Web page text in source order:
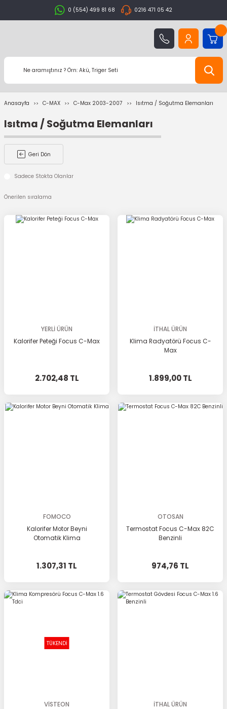
0 (554) 499 81 68 0216 471 05 42
Anasayfa C-MAX C-Max 2003-2007 Isıtma / Soğutma Elemanları
Isıtma / Soğutma Elemanları
Geri Dön
Sadece Stokta Olanlar
YERLİ ÜRÜN
Kalorifer Peteği Focus C-Max
2.702,48 TL
İTHAL ÜRÜN
Klima Radyatörü Focus C-
Max
1.899,00 TL
FOMOCO
Kalorifer Motor Beyni
Otomatik Klima
1.307,31 TL
OTOSAN
Termostat Focus C-Max 82C
Benzinli
974,76 TL
TÜKENDİ
VİSTEON
İTHAL ÜRÜN